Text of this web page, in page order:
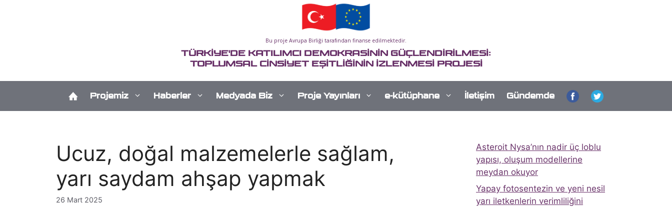
Bu proje Avrupa Birliği tarafından finanse edilmektedir.
TÜRKİYE'DE KATILIMCI DEMOKRASİNİN GÜÇLENDİRİLMESİ:
TOPLUMSAL CİNSİYET EŞİTLİĞİNİN İZLENMESİ PROJESİ
Projemiz Haberler Medyada Biz Proje Yayınları e-kütüphane İletişim Gündemde
Ucuz, doğal malzemelerle sağlam,
yarı saydam ahşap yapmak
26 Mart 2025
Asteroit Nysa’nın nadir üç loblu
yapısı, oluşum modellerine
meydan okuyor
Yapay fotosentezin ve yeni nesil
yarı iletkenlerin verimliliğini